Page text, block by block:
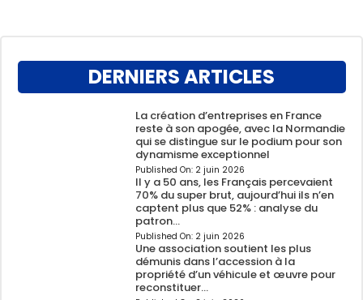
DERNIERS ARTICLES
La création d’entreprises en France
reste à son apogée, avec la Normandie
qui se distingue sur le podium pour son
dynamisme exceptionnel
Published On: 2 juin 2026
Il y a 50 ans, les Français percevaient
70% du super brut, aujourd’hui ils n’en
captent plus que 52% : analyse du
patron…
Published On: 2 juin 2026
Une association soutient les plus
démunis dans l’accession à la
propriété d’un véhicule et œuvre pour
reconstituer…